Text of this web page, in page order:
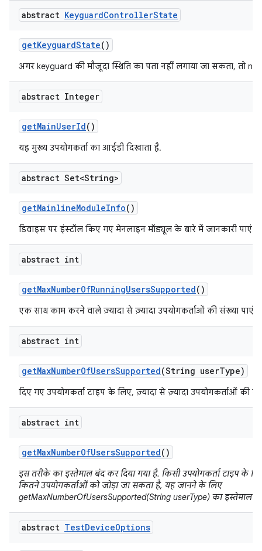
abstract KeyguardControllerState
getKeyguardState()
अगर keyguard की मौजूदा स्थिति का पता नहीं लगाया जा सकता, तो
abstract Integer
getMainUserId()
यह मुख्य उपयोगकर्ता का आईडी दिखाता है.
abstract Set<String>
getMainlineModuleInfo()
डिवाइस पर इंस्टॉल किए गए मेनलाइन मॉड्यूल के बारे में जानकारी पाएं.
abstract int
getMaxNumberOfRunningUsersSupported()
एक साथ काम करने वाले ज़्यादा से ज़्यादा उपयोगकर्ताओं की संख्या पाएं.
abstract int
getMaxNumberOfUsersSupported(String userType)
दिए गए उपयोगकर्ता टाइप के लिए, ज़्यादा से ज़्यादा उपयोगकर्ताओं की
abstract int
getMaxNumberOfUsersSupported()
इस तरीके का इस्तेमाल बंद कर दिया गया है. किसी उपयोगकर्ता टाइप के
कितने उपयोगकर्ताओं को जोड़ा जा सकता है, यह जानने के लिए
getMaxNumberOfUsersSupported(String userType) का इस्तेमाल
abstract TestDeviceOptions